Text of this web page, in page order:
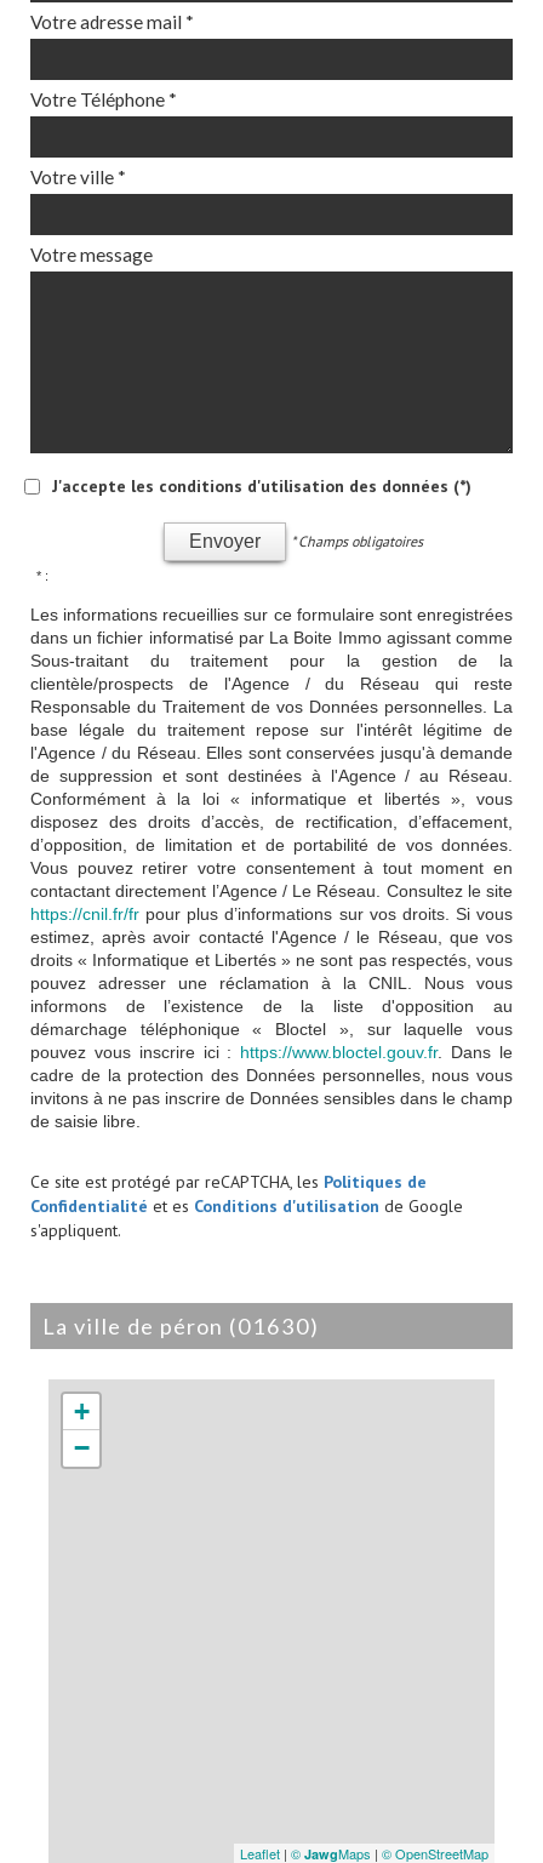
Votre adresse mail *
Votre Téléphone *
Votre ville *
Votre message
J'accepte les conditions d'utilisation des données (*)
Envoyer * Champs obligatoires
* :
Les informations recueillies sur ce formulaire sont enregistrées
dans un fichier informatisé par La Boite Immo agissant comme
Sous-traitant du traitement pour la gestion de la
clientèle/prospects de l'Agence / du Réseau qui reste
Responsable du Traitement de vos Données personnelles. La
base légale du traitement repose sur l'intérêt légitime de
l'Agence / du Réseau. Elles sont conservées jusqu'à demande
de suppression et sont destinées à l'Agence / au Réseau.
Conformément à la loi « informatique et libertés », vous
disposez des droits d’accès, de rectification, d’effacement,
d’opposition, de limitation et de portabilité de vos données.
Vous pouvez retirer votre consentement à tout moment en
contactant directement l’Agence / Le Réseau. Consultez le site
https://cnil.fr/fr pour plus d’informations sur vos droits. Si vous
estimez, après avoir contacté l'Agence / le Réseau, que vos
droits « Informatique et Libertés » ne sont pas respectés, vous
pouvez adresser une réclamation à la CNIL. Nous vous
informons de l’existence de la liste d'opposition au
démarchage téléphonique « Bloctel », sur laquelle vous
pouvez vous inscrire ici : https://www.bloctel.gouv.fr. Dans le
cadre de la protection des Données personnelles, nous vous
invitons à ne pas inscrire de Données sensibles dans le champ
de saisie libre.
Ce site est protégé par reCAPTCHA, les Politiques de
Confidentialité et es Conditions d'utilisation de Google
s'appliquent.
la ville de péron (01630)
+
−
Leaflet | © JawgMaps | © OpenStreetMap